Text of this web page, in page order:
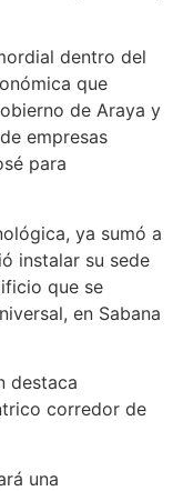
dentro del
que
de Araya y
empresas
para
ya sumó a
instalar su sede
que se
en Sabana
destaca
corredor de
una